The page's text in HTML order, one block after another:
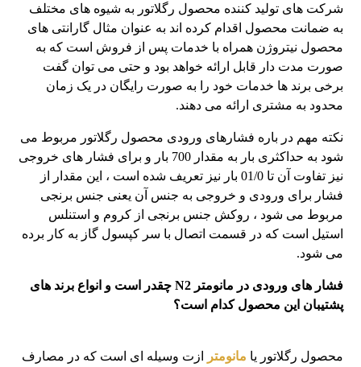
شرکت های تولید کننده محصول رگلاتور به شیوه های مختلف
به ضمانت محصول اقدام کرده اند به عنوان مثال گارانتی های
محصول نیتروژن همراه با خدمات پس از فروش است که به
صورت مدت دار قابل ارائه خواهد بود و حتی می توان گفت
برخی برند ها خدمات خود را به صورت رایگان در یک زمان
محدود به مشتری ارائه می دهند.
نکته مهم در باره فشارهای ورودی محصول رگلاتور مربوط می
شود به حداکثری بار به مقدار 700 بار و برای فشار های خروجی
نیز تفاوت آن تا 01/0 بار نیز تعریف شده است ، این مقدار از
فشار برای ورودی و خروجی به جنس آن یعنی جنس برنجی
مربوط می شود ، روکش جنس برنجی از کروم و استنلس
استیل است که در قسمت اتصال با سر کپسول گاز به کار برده
می شود.
فشار های ورودی در مانومتر N2 چقدر است و انواع برند های
پشتیبان این محصول کدام است؟
محصول رگلاتور یا مانومتر
ازت وسیله ای است که در مصارف